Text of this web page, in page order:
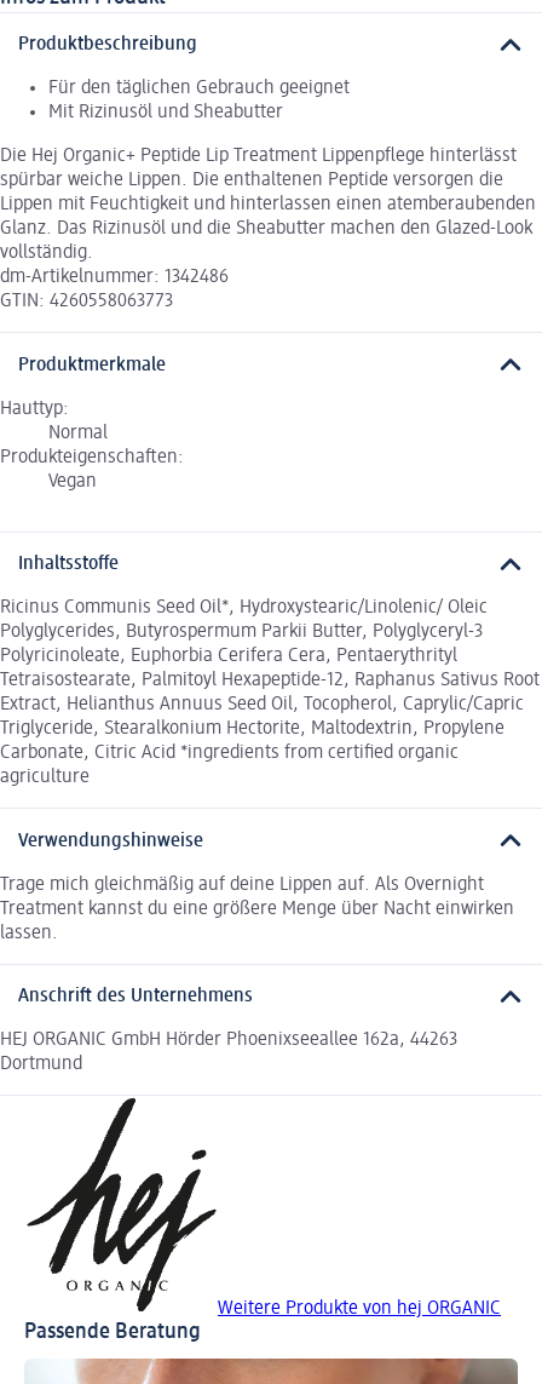
Produktbeschreibung
Für den täglichen Gebrauch geeignet
Mit Rizinusöl und Sheabutter
Die Hej Organic+ Peptide Lip Treatment Lippenpflege hinterlässt
spürbar weiche Lippen. Die enthaltenen Peptide versorgen die
Lippen mit Feuchtigkeit und hinterlassen einen atemberaubenden
Glanz. Das Rizinusöl und die Sheabutter machen den Glazed-Look
vollständig.
dm-Artikelnummer: 1342486
GTIN: 4260558063773
Produktmerkmale
Hauttyp:
Normal
Produkteigenschaften:
Vegan
Inhaltsstoffe
Ricinus Communis Seed Oil*, Hydroxystearic/Linolenic/ Oleic
Polyglycerides, Butyrospermum Parkii Butter, Polyglyceryl-3
Polyricinoleate, Euphorbia Cerifera Cera, Pentaerythrityl
Tetraisostearate, Palmitoyl Hexapeptide-12, Raphanus Sativus Root
Extract, Helianthus Annuus Seed Oil, Tocopherol, Caprylic/Capric
Triglyceride, Stearalkonium Hectorite, Maltodextrin, Propylene
Carbonate, Citric Acid *ingredients from certified organic
agriculture
Verwendungshinweise
Trage mich gleichmäßig auf deine Lippen auf. Als Overnight
Treatment kannst du eine größere Menge über Nacht einwirken
lassen.
Anschrift des Unternehmens
HEJ ORGANIC GmbH Hörder Phoenixseeallee 162a, 44263
Dortmund
Weitere Produkte von hej ORGANIC
Passende Beratung